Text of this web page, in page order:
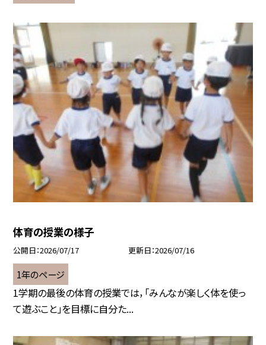
体育の授業の様子
公開日 2026/07/17 更新日 2026/07/16
1年のページ
1学期の最後の体育の授業では，「みんなが楽しく体を使っ
て遊ぶこと」を目標に自分た...